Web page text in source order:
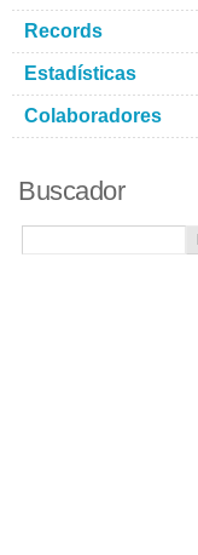
Records
Estadísticas
Colaboradores
Buscador